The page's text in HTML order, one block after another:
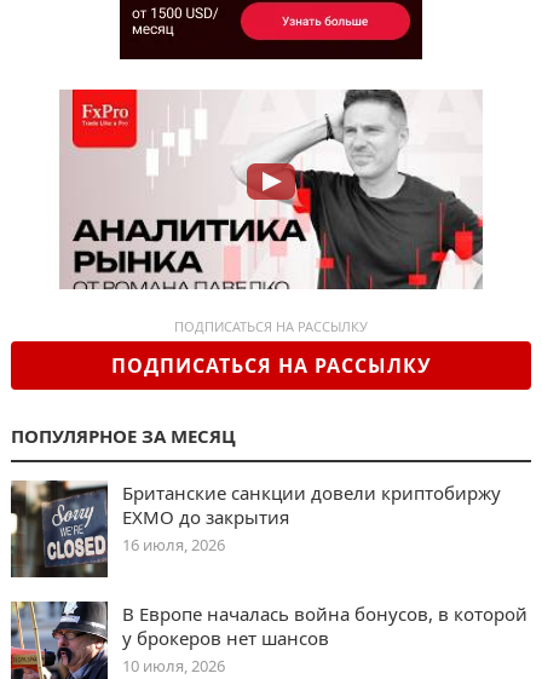
ПОДПИСАТЬСЯ НА РАССЫЛКУ
ПОДПИСАТЬСЯ НА РАССЫЛКУ
ПОПУЛЯРНОЕ ЗА МЕСЯЦ
Британские санкции довели криптобиржу
EXMO до закрытия
16 июля, 2026
В Европе началась война бонусов, в которой
у брокеров нет шансов
10 июля, 2026